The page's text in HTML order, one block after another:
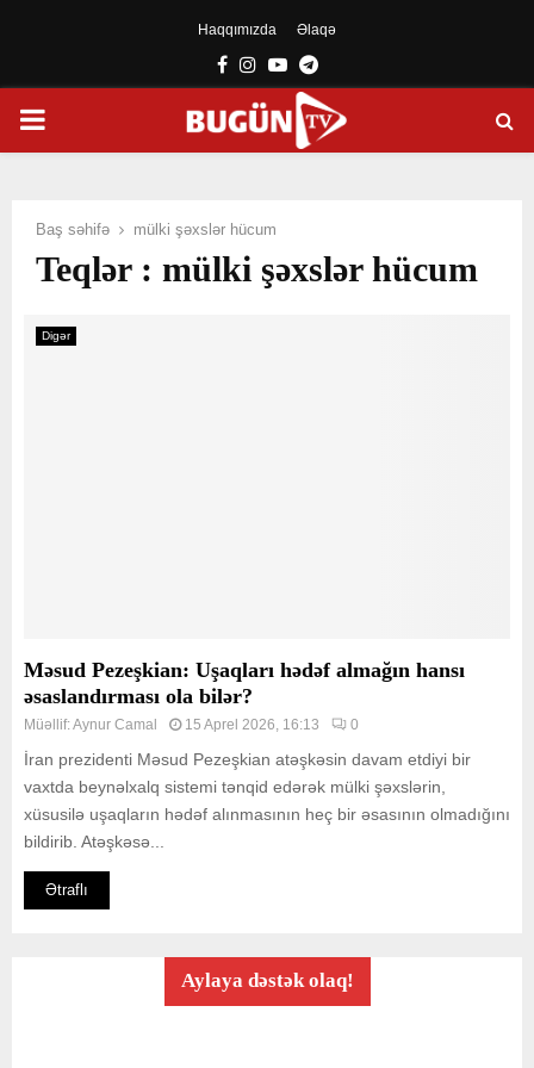
Haqqımızda Əlaqə
Facebook
Instagram
YoutubeTelegram
PRIMARY
Baş səhifə mülki şəxslər hücum
Teqlər : mülki şəxslər hücum
Digər
Məsud Pezeşkian: Uşaqları hədəf almağın hansı
əsaslandırması ola bilər?
Müəllif:Aynur Camal 15 Aprel 2026, 16:13 0
İran prezidenti Məsud Pezeşkian atəşkəsin davam etdiyi bir
vaxtda beynəlxalq sistemi tənqid edərək mülki şəxslərin,
xüsusilə uşaqların hədəf alınmasının heç bir əsasının olmadığını
bildirib. Atəşkəsə...
Ətraflı
Aylaya dəstək olaq!